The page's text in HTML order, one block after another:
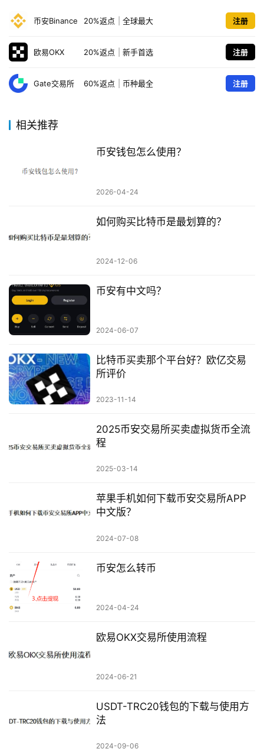
币安Binance 20%返点 全球最大 注册
欧易OKX 20%返点 新手首选 注册
Gate交易所 60%返点 币种最全 注册
相关推荐
币安钱包怎么使用？
2026-04-24
如何购买比特币是最划算的？
2024-12-06
币安有中文吗？
2024-06-07
比特币买卖那个平台好？欧亿交易
所评价
2023-11-14
2025币安交易所买卖虚拟货币全流
程
2025-03-14
苹果手机如何下载币安交易所APP
中文版？
2024-07-08
币安怎么转币
2024-04-24
欧易OKX交易所使用流程
2024-06-21
USDT-TRC20钱包的下载与使用方
法
2024-09-06